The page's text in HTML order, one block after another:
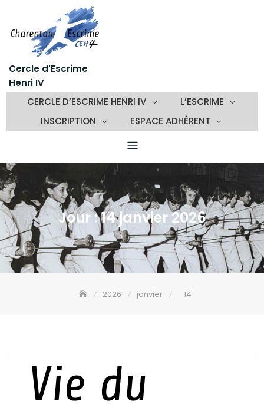
content
Cercle d'Escrime
Henri IV
CERCLE D’ESCRIME HENRI IV
L’ESCRIME
INSCRIPTION
ESPACE ADHÉRENT
Jour :14 janvier 2026
2026 janvier 14